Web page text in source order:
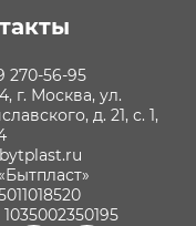
270-56-95
г. Москва, ул.
д. 21, с. 1,